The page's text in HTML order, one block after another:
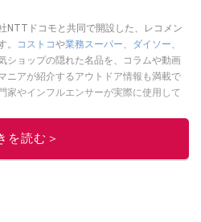
NTTドコモと共同で開設した、レコメン
。
コストコや業務スーパー、 ダイソー、
ショップの隠れた名品を、コラムや動画
ニアが紹介するアウトドア情報も満載で
家やインフルエンサーが実際に使用して
を読む＞